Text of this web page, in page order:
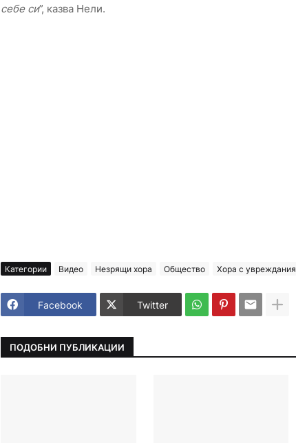
себе си”, казва Нели.
Категории Видео Незрящи хора Общество Хора с увреждания
Facebook Twitter
ПОДОБНИ ПУБЛИКАЦИИ